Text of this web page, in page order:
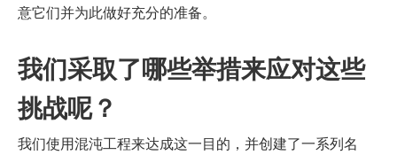
意它们并为此做好充分的准备。
我们采取了哪些举措来应对这些
挑战呢？
我们使用混沌工程来达成这一目的，并创建了一系列名